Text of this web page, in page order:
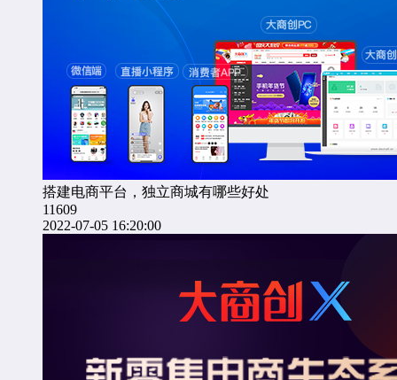
搭建电商平台，独立商城有哪些好处
11609
2022-07-05 16:20:00